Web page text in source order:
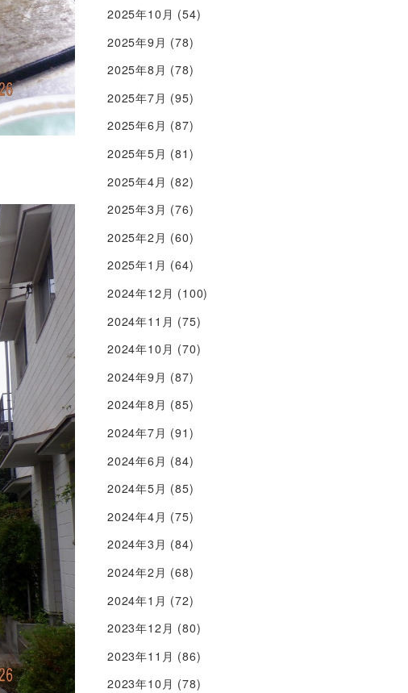
2025年10月 (54)
2025年9月 (78)
2025年8月 (78)
2025年7月 (95)
2025年6月 (87)
2025年5月 (81)
2025年4月 (82)
2025年3月 (76)
2025年2月 (60)
2025年1月 (64)
2024年12月 (100)
2024年11月 (75)
2024年10月 (70)
2024年9月 (87)
2024年8月 (85)
2024年7月 (91)
2024年6月 (84)
2024年5月 (85)
2024年4月 (75)
2024年3月 (84)
2024年2月 (68)
2024年1月 (72)
2023年12月 (80)
2023年11月 (86)
2023年10月 (78)